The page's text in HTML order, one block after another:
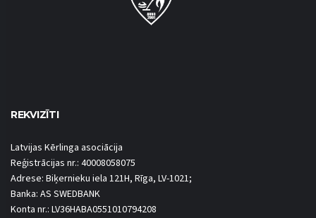
REKVIZĪTI
Latvijas Kērlinga asociācija
Reģistrācijas nr.: 40008058075
Adrese: Biķernieku iela 121H, Rīga, LV-1021;
Banka: AS SWEDBANK
Konta nr.: LV36HABA0551010794208